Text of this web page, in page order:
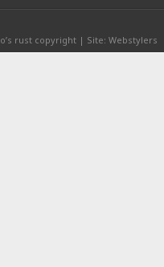
rust copyright | Site: Webstylers